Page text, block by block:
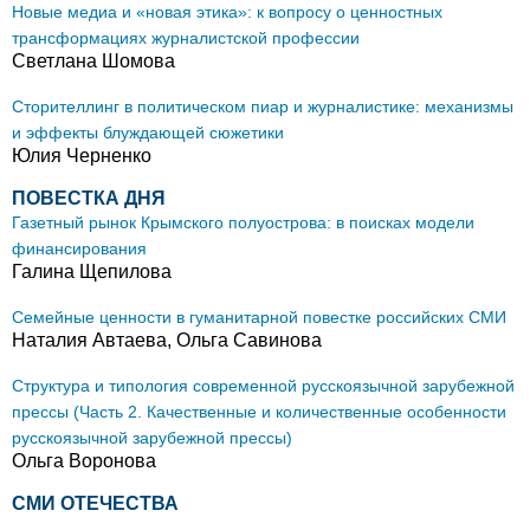
Новые медиа и «новая этика»: к вопросу о ценностных
трансформациях журналистской профессии
Светлана Шомова
Сторителлинг в политическом пиар и журналистике: механизмы
и эффекты блуждающей сюжетики
Юлия Черненко
ПОВЕСТКА ДНЯ
Газетный рынок Крымского полуострова: в поисках модели
финансирования
Галина Щепилова
Семейные ценности в гуманитарной повестке российских СМИ
Наталия Автаева, Ольга Савинова
Структура и типология современной русскоязычной зарубежной
прессы (Часть 2. Качественные и количественные особенности
русскоязычной зарубежной прессы)
Ольга Воронова
СМИ ОТЕЧЕСТВА